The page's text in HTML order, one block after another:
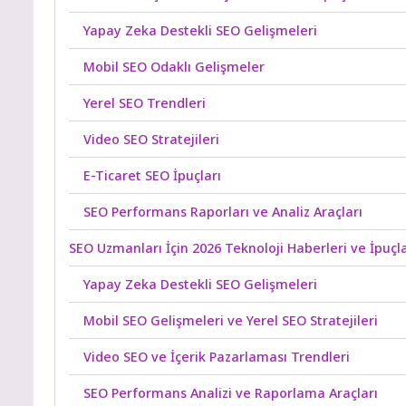
Yapay Zeka Destekli SEO Gelişmeleri
Mobil SEO Odaklı Gelişmeler
Yerel SEO Trendleri
Video SEO Stratejileri
E-Ticaret SEO İpuçları
SEO Performans Raporları ve Analiz Araçları
SEO Uzmanları İçin 2026 Teknoloji Haberleri ve
Yapay Zeka Destekli SEO Gelişmeleri
Mobil SEO Gelişmeleri ve Yerel SEO Stratejileri
Video SEO ve İçerik Pazarlaması Trendleri
SEO Performans Analizi ve Raporlama Araçları